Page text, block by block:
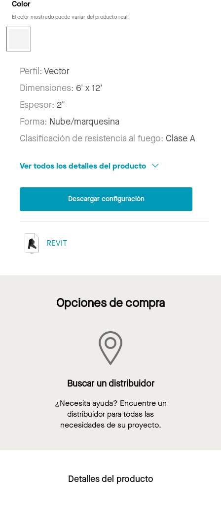
Color
El color mostrado puede variar del producto real.
Perfil: Vector
Dimensiones: 6' x 12'
Espesor: 2"
Forma: Nube/marquesina
Clasificación de resistencia al fuego: Clase A
Ver todos los detalles del producto
Descargar configuración
REVIT
Opciones de compra
Buscar un distribuidor
¿Necesita ayuda? Encuentre un
distribuidor para todas las
necesidades de su proyecto.
Detalles del producto